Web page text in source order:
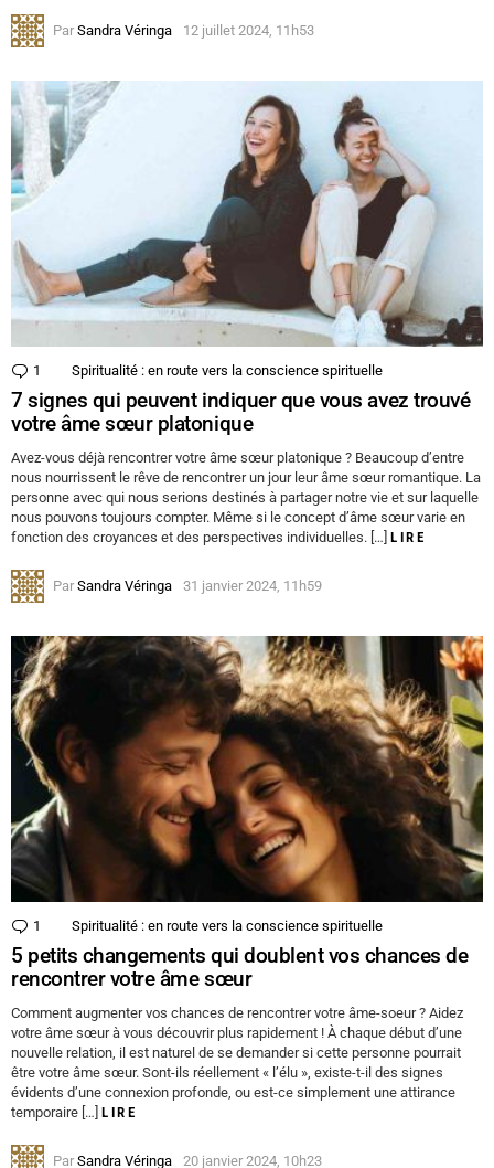
Par Sandra Véringa 12 juillet 2024, 11h53
1 Commentaire
Spiritualité : en route vers la conscience spirituelle
7 signes qui peuvent indiquer que vous avez trouvé
votre âme sœur platonique
Avez-vous déjà rencontrer votre âme sœur platonique ? Beaucoup d’entre
nous nourrissent le rêve de rencontrer un jour leur âme sœur romantique. La
personne avec qui nous serions destinés à partager notre vie et sur laquelle
nous pouvons toujours compter. Même si le concept d’âme sœur varie en
fonction des croyances et des perspectives individuelles. […] LIRE
Par Sandra Véringa 31 janvier 2024, 11h59
1 Commentaire
Spiritualité : en route vers la conscience spirituelle
5 petits changements qui doublent vos chances de
rencontrer votre âme sœur
Comment augmenter vos chances de rencontrer votre âme-soeur ? Aidez
votre âme sœur à vous découvrir plus rapidement ! À chaque début d’une
nouvelle relation, il est naturel de se demander si cette personne pourrait
être votre âme sœur. Sont-ils réellement « l’élu », existe-t-il des signes
évidents d’une connexion profonde, ou est-ce simplement une attirance
temporaire […] LIRE
Par Sandra Véringa 20 janvier 2024, 10h23